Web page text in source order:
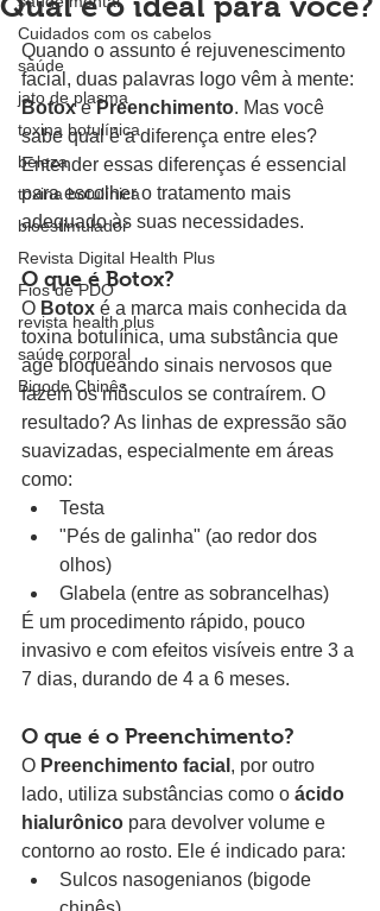
Cuidados com os cabelos
saúde
jato de plasma
toxina botulínica
beleza
toxina botulínica
bioestimulador
Revista Digital Health Plus
Fios de PDO
revista health plus
saúde corporal
Bigode Chinês
Quando o assunto é rejuvenescimento
facial, duas palavras logo vêm à mente:
Botox e Preenchimento. Mas você
sabe qual é a diferença entre eles?
Entender essas diferenças é essencial
para escolher o tratamento mais
adequado às suas necessidades.
O que é Botox?
O Botox é a marca mais conhecida da
toxina botulínica, uma substância que
age bloqueando sinais nervosos que
fazem os músculos se contraírem. O
resultado? As linhas de expressão são
suavizadas, especialmente em áreas
como:
Testa
"Pés de galinha" (ao redor dos
olhos)
Glabela (entre as sobrancelhas)
É um procedimento rápido, pouco
invasivo e com efeitos visíveis entre 3 a
7 dias, durando de 4 a 6 meses.
O que é o Preenchimento?
O Preenchimento facial , por outro
lado, utiliza substâncias como o ácido
hialurônico para devolver volume e
contorno ao rosto. Ele é indicado para:
Sulcos nasogenianos (bigode